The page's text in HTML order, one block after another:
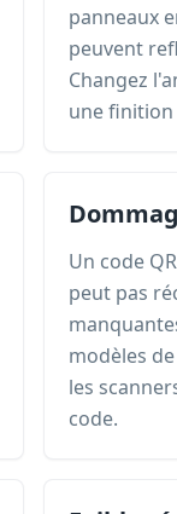
panneaux
peuvent
Changez
une finition
Un code
peut pas
modèles
les
code.